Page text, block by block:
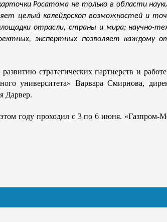
Росатома не только в области
целый калейдоскоп возможностей и
отрасли, страны и мира; научно-
экспертных позволяет
стратегических партнерств и
университета» Варвара Смирнова,
Дарвер.
году проходил с 3 по 6 июня. «Газпром-